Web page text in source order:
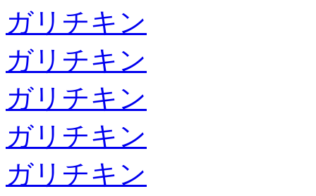
ガリチキン
ガリチキン
ガリチキン
ガリチキン
ガリチキン